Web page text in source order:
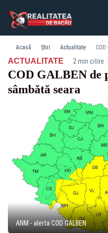
Acasă Știri Actualitate
ACTUALITATE· 2 min citire
COD GALBEN de
sâmbătă seara
ANM - alerta COD GALBEN